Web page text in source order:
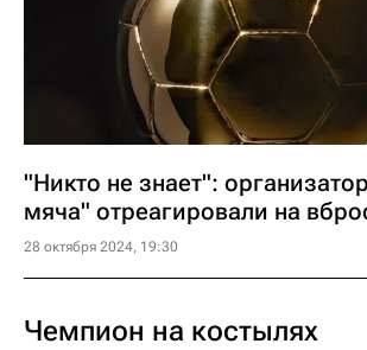
"Никто не знает":
мяча" отреагировали на
28 октября 2024, 19:30
Чемпион на костылях